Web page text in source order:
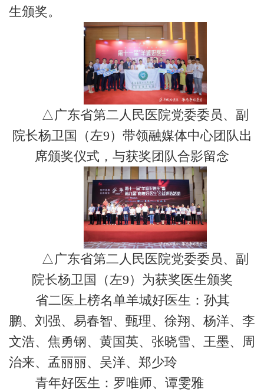
生颁奖。
△广东省第二人民医院党委委员、副
院长杨卫国（左9）带领融媒体中心团队出
席颁奖仪式，与获奖团队合影留念
△广东省第二人民医院党委委员、副
院长杨卫国（左9）为获奖医生颁奖
省二医上榜名单羊城好医生：孙其
鹏、刘强、易春智、甄理、徐翔、杨洋、李
文浩、焦勇钢、黄国英、张晓雪、王墨、周
治来、孟丽丽、吴洋、郑少玲
青年好医生：罗唯师、谭雯雅